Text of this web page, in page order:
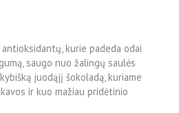
kurie padeda odai
saugo nuo žalingų saulės
juodąjį šokoladą, kuriame
ir kuo mažiau pridėtinio